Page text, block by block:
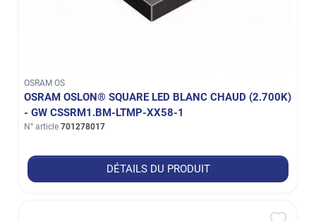
OSRAM OS
OSRAM OSLON® SQUARE LED BLANC CHAUD (2.700K)
- GW CSSRM1.BM-LTMP-XX58-1
N° article 701278017
DÉTAILS DU PRODUIT